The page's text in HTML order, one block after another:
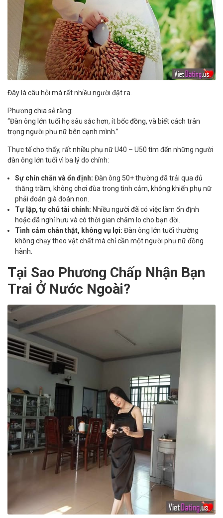
Đây là câu hỏi mà rất nhiều người đặt ra.
Phương chia sẻ rằng:
“Đàn ông lớn tuổi họ sâu sắc hơn, ít bốc đồng, và biết cách trân
trọng người phụ nữ bên cạnh mình.”
Thực tế cho thấy, rất nhiều phụ nữ U40 – U50 tìm đến những người
đàn ông lớn tuổi vì ba lý do chính:
Sự chín chắn và ổn định: Đàn ông 50+ thường đã trải qua đủ
thăng trầm, không chơi đùa trong tình cảm, không khiến phụ nữ
phải đoán già đoán non.
Tự lập, tự chủ tài chính: Nhiều người đã có việc làm ổn định
hoặc đã nghỉ hưu và có thời gian chăm lo cho bạn đời.
Tình cảm chân thật, không vụ lợi: Đàn ông lớn tuổi thường
không chạy theo vật chất mà chỉ cần một người phụ nữ đồng
hành.
Tại Sao Phương Chấp Nhận Bạn
Trai Ở Nước Ngoài?